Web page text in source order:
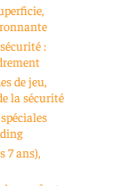
:
de jeu,
la sécurité
ans),